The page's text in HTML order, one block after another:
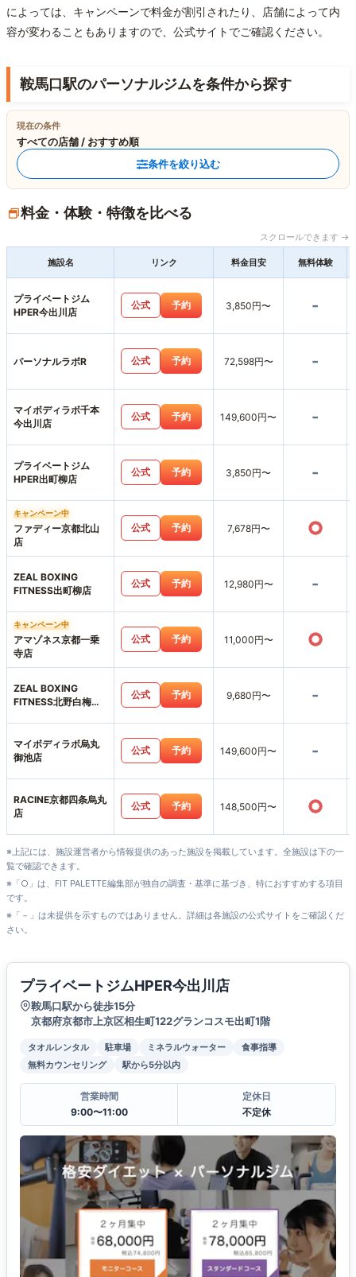
によっては、キャンペーンで料金が割引されたり、店舗によって内
容が変わることもありますので、公式サイトでご確認ください。
鞍馬口駅のパーソナルジムを条件から探す
現在の条件
すべての店舗 / おすすめ順
条件を絞り込む
料金・体験・特徴を比べる
スクロールできます →
施設名 リンク 料金目安 無料体験
プライベートジム
HPER今出川店
公式 予約 3,850円〜 -
パーソナルラボR 公式 予約 72,598円〜 -
マイボディラボ千本
今出川店
公式 予約 149,600円〜 -
プライベートジム
HPER出町柳店
公式 予約 3,850円〜 -
キャンペーン中
ファディー京都北山
店
公式 予約 7,678円〜 ○
ZEAL BOXING
FITNESS出町柳店
公式 予約 12,980円〜 -
キャンペーン中
アマゾネス京都一乗
寺店
公式 予約 11,000円〜 ○
ZEAL BOXING
FITNESS北野白梅町
公式 予約 9,680円〜 -
マイボディラボ烏丸
御池店
公式 予約 149,600円〜 -
RACINE京都四条烏丸
店
公式 予約 148,500円〜 ○
※上記には、施設運営者から情報提供のあった施設を掲載しています。全施設は下の一
覧で確認できます。
※「○」は、FIT PALETTE編集部が独自の調査・基準に基づき、特におすすめする項目
です。
※「－」は未提供を示すものではありません。詳細は各施設の公式サイトをご確認くだ
さい。
プライベートジムHPER今出川店
鞍馬口駅から徒歩15分
京都府京都市上京区相生町122グランコスモ出町1階
タオルレンタル 駐車場 ミネラルウォーター
食事指導
無料カウンセリング
駅から5分以内
営業時間
9:00〜11:00
定休日
不定休